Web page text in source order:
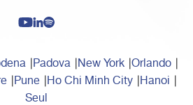
Padova New York Orlando
Pune Ho Chi Minh City Hanoi
Seul